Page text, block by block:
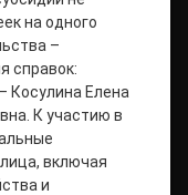
на одного
–
справок:
Косулина Елена
К участию в
включая
и